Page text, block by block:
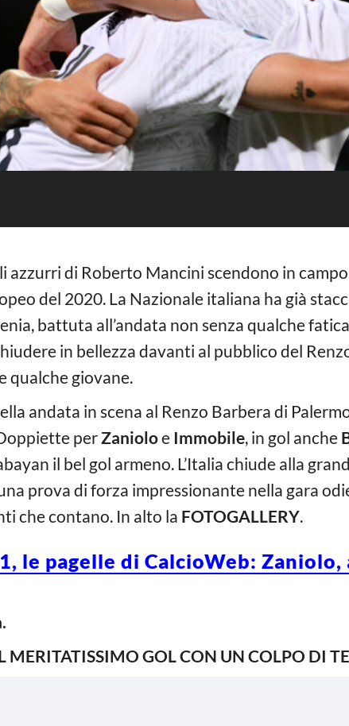
azzurri di Roberto Mancini scendono in
del 2020. La Nazionale italiana ha già
battuta all’andata non senza qualche
in bellezza davanti al pubblico del
qualche giovane.
andata in scena al Renzo Barbera di
perZanioloe Immobile, in gol anche
il bel gol armeno. L’Italia chiude alla
prova di forza impressionante nella gara
che contano. In alto la FOTOGALLERY.
le pagelle di CalcioWeb:
MERITATISSIMO GOL CON UN COLPO DI